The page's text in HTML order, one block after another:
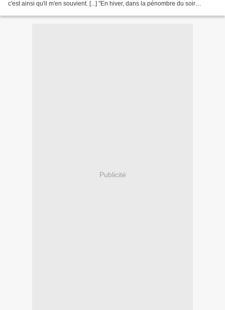
c'est ainsi qu'il m'en souvient. [...] "En hiver, dans la pénombre du soir
Publicité